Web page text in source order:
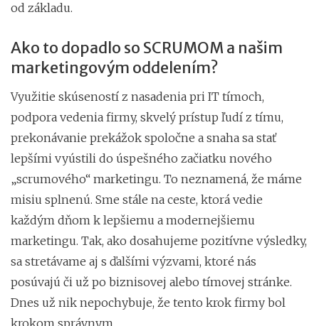
od základu.
Ako to dopadlo so SCRUMOM a našim
marketingovým oddelením?
Využitie skúseností z nasadenia pri IT tímoch,
podpora vedenia firmy, skvelý prístup ľudí z tímu,
prekonávanie prekážok spoločne a snaha sa stať
lepšími vyústili do úspešného začiatku nového
„scrumového“ marketingu. To neznamená, že máme
misiu splnenú. Sme stále na ceste, ktorá vedie
každým dňom k lepšiemu a modernejšiemu
marketingu. Tak, ako dosahujeme pozitívne výsledky,
sa stretávame aj s ďalšími výzvami, ktoré nás
posúvajú či už po biznisovej alebo tímovej stránke.
Dnes už nik nepochybuje, že tento krok firmy bol